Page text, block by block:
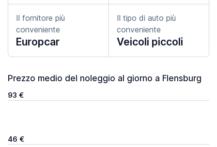
Il fornitore più
conveniente
Europcar
Il tipo di auto più
conveniente
Veicoli piccoli
Prezzo medio del noleggio al giorno a Flensburg
93 €
46 €